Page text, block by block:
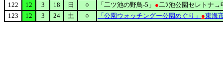
122
12 3 18 日 ○ 「二ツ池の野鳥-5」 ●二ﾂ池公園セレトナ→
123
12 3 24 土 ○ 「公園ウォッチングー公園めぐり」 ●東海